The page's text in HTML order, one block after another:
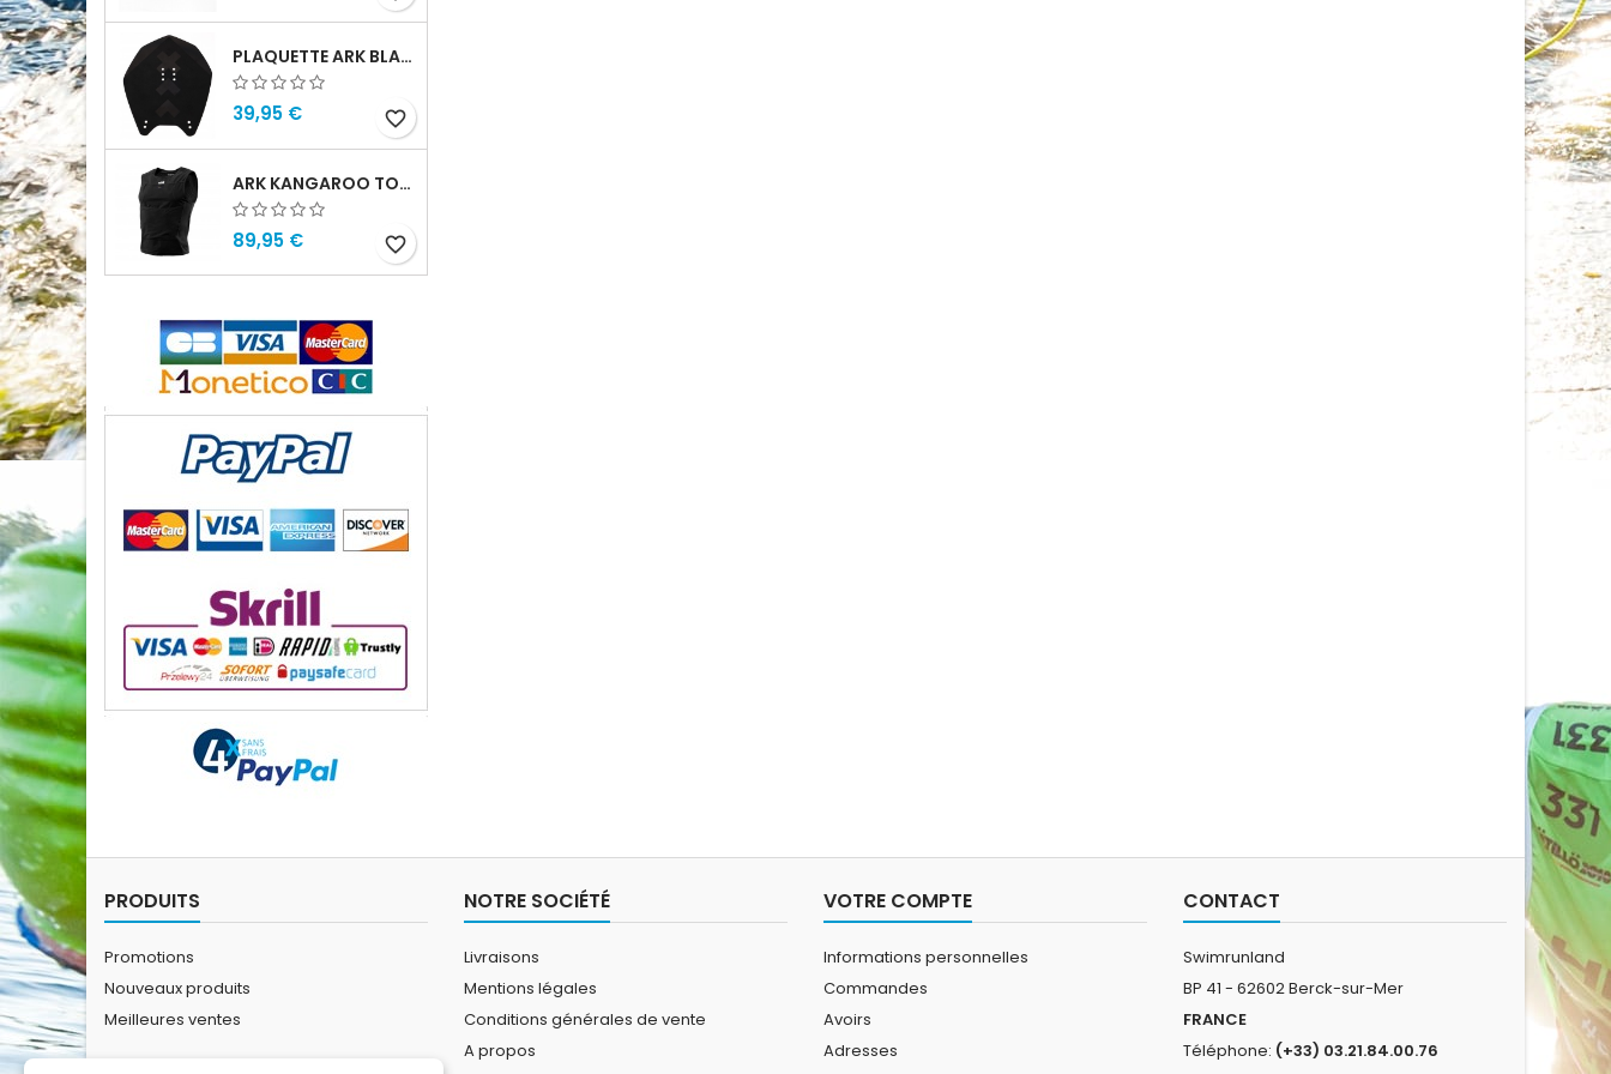
PLAQUETTE ARK BLADE
39,95 € favorite_border
ARK KANGAROO TOP HOMME
89,95 € favorite_border
PRODUITS
Promotions
Nouveaux produits
Meilleures ventes
NOTRE SOCIÉTÉ
Livraisons
Mentions légales
Conditions générales de vente
A propos
VOTRE COMPTE
Informations personnelles
Commandes
Avoirs
Adresses
CONTACT
Swimrunland
BP 41 - 62602 Berck-sur-Mer
FRANCE
Téléphone: (+33) 03.21.84.00.76